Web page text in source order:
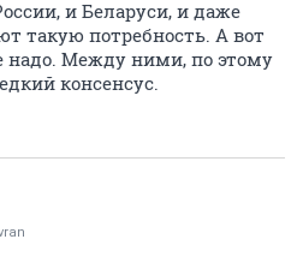
и Беларуси, и даже
такую потребность. А вот
надо. Между ними, по этому
консенсус.